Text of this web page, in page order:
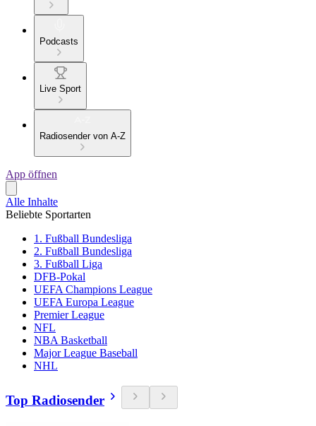
Podcasts
Live Sport
Radiosender von A-Z
App öffnen
Alle Inhalte
Beliebte Sportarten
1. Fußball Bundesliga
2. Fußball Bundesliga
3. Fußball Liga
DFB-Pokal
UEFA Champions League
UEFA Europa League
Premier League
NFL
NBA Basketball
Major League Baseball
NHL
Top Radiosender